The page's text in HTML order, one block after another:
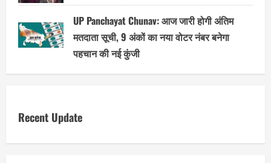
UP Panchayat Chunav: आज जारी होगी अंतिम
मतदाता सूची, 9 अंकों का नया वोटर नंबर बनेगा
पहचान की नई कुंजी
Recent Update